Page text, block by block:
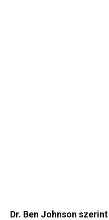
Dr. Ben Johnson